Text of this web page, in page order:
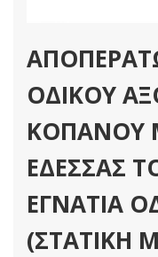
ΟΔΙΚΟΥ
ΚΟΠΑΝΟΥ
ΕΔΕΣΣΑΣ
ΕΓΝΑΤΙΑ
(ΣΤΑΤΙΚΗ